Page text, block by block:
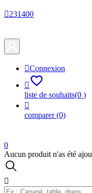
231400
Connexion

liste de souhaits(0 )

comparer(0)
0
Aucun produit n'as été
